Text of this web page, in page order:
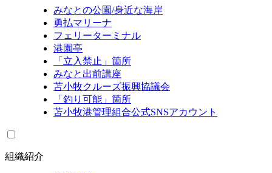
みなとの公園/身近な海岸
勇払マリーナ
フェリーターミナル
港園亭
「立入禁止」箇所
みなと出前講座
苫小牧クルーズ振興協議会
「釣り可能」箇所
苫小牧港管理組合公式SNSアカウント
組織紹介